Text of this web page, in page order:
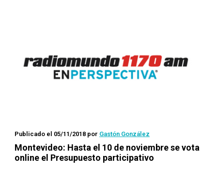
Publicado el 05/11/2018 por Gastón González
Montevideo: Hasta el 10 de noviembre se vota
online el Presupuesto participativo